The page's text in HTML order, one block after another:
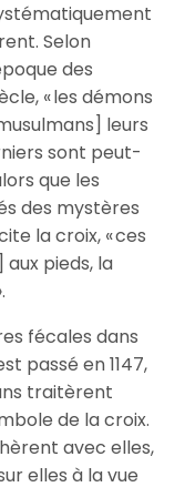
Selon
des
« les démons
leurs
sont peut-
que les
des mystères
la croix, « ces
pieds, la
fécales dans
passé en 1147,
traitèrent
de la croix.
avec elles,
elles à la vue